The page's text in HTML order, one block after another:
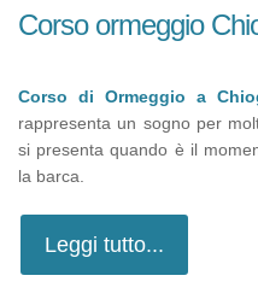
Corso ormeggio
Corso di Ormeggio a
rappresenta un sogno per
si presenta quando è il
la barca.
Leggi tutto...